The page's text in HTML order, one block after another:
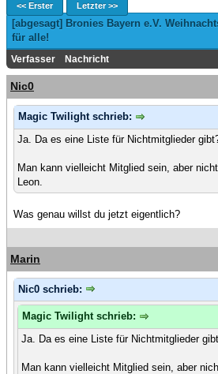
<< Erster Letzter >>
[abgesagt] Bronies Bayern e.V.
für alle!
Verfasser Nachricht
Nic0
Magic Twilight schrieb:
Ja. Da es eine Liste für Nichtmitglieder
Man kann vielleicht Mitglied sein, aber
Leon.
Was genau willst du jetzt eigentlich?
Marin
Nic0 schrieb:
Magic Twilight schrieb:
Ja. Da es eine Liste für Nichtmitglieder
Man kann vielleicht Mitglied sein, aber